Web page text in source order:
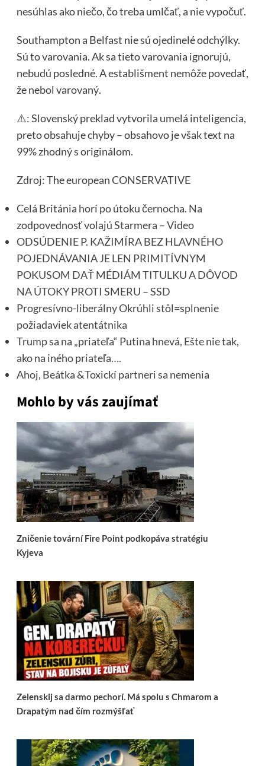
nesúhlas ako niečo, čo treba umlčať, a nie vypočuť.
Southampton a Belfast nie sú ojedinelé odchýlky.
Sú to varovania. Ak sa tieto varovania ignorujú,
nebudú posledné. A establišment nemôže povedať,
že nebol varovaný.
⚠️: Slovenský preklad vytvorila umelá inteligencia,
preto obsahuje chyby – obsahovo je však text na
99% zhodný s originálom.
Zdroj: The european CONSERVATIVE
Celá Británia horí po útoku černocha. Na
zodpovednosť volajú Starmera – Video
ODSÚDENIE P. KAŽIMÍRA BEZ HLAVNÉHO
POJEDNÁVANIA JE LEN PRIMITÍVNYM
POKUSOM DAŤ MÉDIÁM TITULKU A DÔVOD
NA ÚTOKY PROTI SMERU – SSD
Progresívno-liberálny Okrúhli stôl=splnenie
požiadaviek atentátnika
Trump sa na „priateľa“ Putina hnevá, Ešte nie tak,
ako na iného priateľa….
Ahoj, Beátka &Toxickí partneri sa nemenia
Mohlo by vás zaujímať
Zničenie tovární Fire Point podkopáva stratégiu
Kyjeva
Zelenskij sa darmo pechorí. Má spolu s Chmarom a
Drapatým nad čím rozmýšľať